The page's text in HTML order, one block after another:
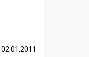
02.01.2011